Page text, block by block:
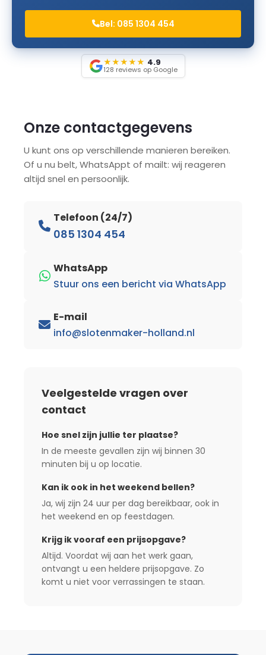
Bel: 085 1304 454
★★★★★ 4.9
128 reviews op Google
Onze contactgegevens
U kunt ons op verschillende manieren bereiken.
Of u nu belt, WhatsAppt of mailt: wij reageren
altijd snel en persoonlijk.
Telefoon (24/7)
085 1304 454
WhatsApp
Stuur ons een bericht via WhatsApp
E-mail
info@slotenmaker-holland.nl
Veelgestelde vragen over
contact
Hoe snel zijn jullie ter plaatse?
In de meeste gevallen zijn wij binnen 30
minuten bij u op locatie.
Kan ik ook in het weekend bellen?
Ja, wij zijn 24 uur per dag bereikbaar, ook in
het weekend en op feestdagen.
Krijg ik vooraf een prijsopgave?
Altijd. Voordat wij aan het werk gaan,
ontvangt u een heldere prijsopgave. Zo
komt u niet voor verrassingen te staan.